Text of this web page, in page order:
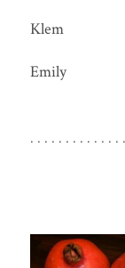
Klem
Emily